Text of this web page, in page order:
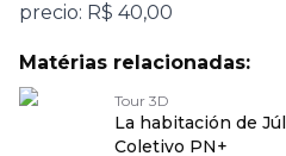
precio: R$ 40,00
Matérias relacionadas:
Tour 3D
La habitación de
Coletivo PN+